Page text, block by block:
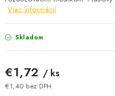
ZÁSUVKY A VYPÍNAČE
ELEKTROMEROVÉ
Viac informácií
Skladom
€1,72 / ks
€1,40 bez DPH